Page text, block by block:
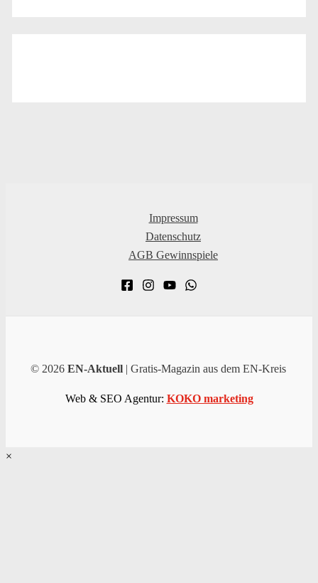
Impressum
Datenschutz
AGB Gewinnspiele
© 2026 EN-Aktuell | Gratis-Magazin aus dem EN-Kreis
Web & SEO Agentur: KOKO marketing
×